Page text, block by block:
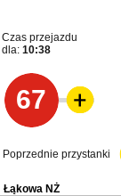
Czas przejazdu
dla: 10:38
67
Poprzednie przystanki
Łąkowa NŻ